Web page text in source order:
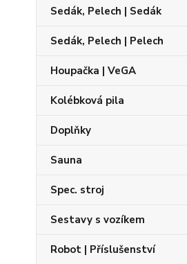
Sedák, Pelech | Sedák
Sedák, Pelech | Pelech
Houpačka | VeGA
Kolébková pila
Doplňky
Sauna
Spec. stroj
Sestavy s vozíkem
Robot | Příslušenství